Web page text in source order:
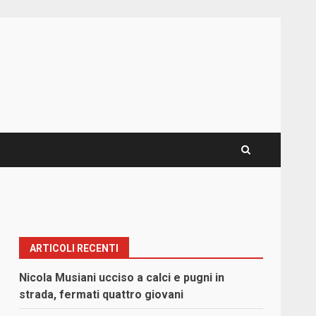
ARTICOLI RECENTI
Nicola Musiani ucciso a calci e pugni in
strada, fermati quattro giovani